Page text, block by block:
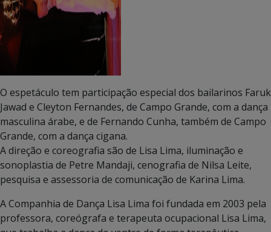
O espetáculo tem participação especial dos bailarinos Faruk
Jawad e Cleyton Fernandes, de Campo Grande, com a dança
masculina árabe, e de Fernando Cunha, também de Campo
Grande, com a dança cigana.
A direção e coreografia são de Lisa Lima, iluminação e
sonoplastia de Petre Mandaji, cenografia de Nilsa Leite,
pesquisa e assessoria de comunicação de Karina Lima.
A Companhia de Dança Lisa Lima foi fundada em 2003 pela
professora, coreógrafa e terapeuta ocupacional Lisa Lima,